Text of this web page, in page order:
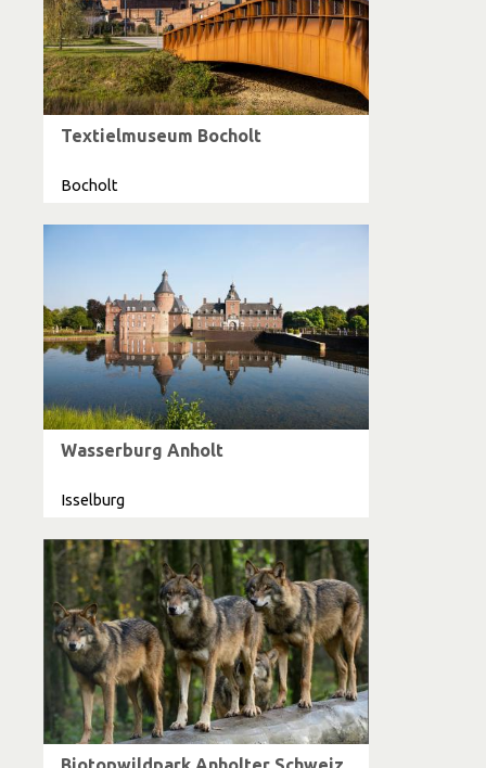
Textielmuseum Bocholt
Bocholt
Wasserburg Anholt
Isselburg